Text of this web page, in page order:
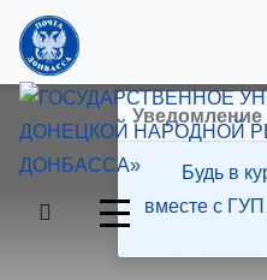
Уведомление
Будь в
вместе с